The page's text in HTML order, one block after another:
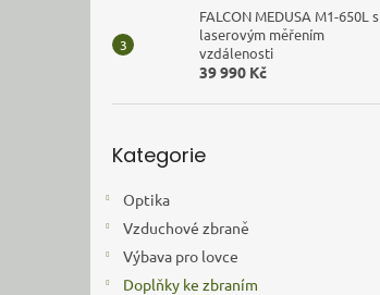
FALCON MEDUSA M1-650L s
laserovým měřením
vzdálenosti
39 990 Kč
kategorie
Kategorie
Optika
Vzduchové zbraně
Výbava pro lovce
Doplňky ke zbraním